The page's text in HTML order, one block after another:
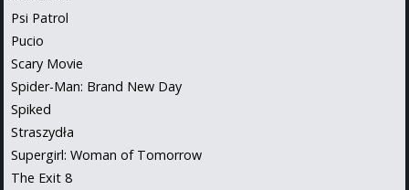
Psi Patrol
Pucio
Scary Movie
Spider-Man: Brand New Day
Spiked
Straszydła
Supergirl: Woman of Tomorrow
The Exit 8